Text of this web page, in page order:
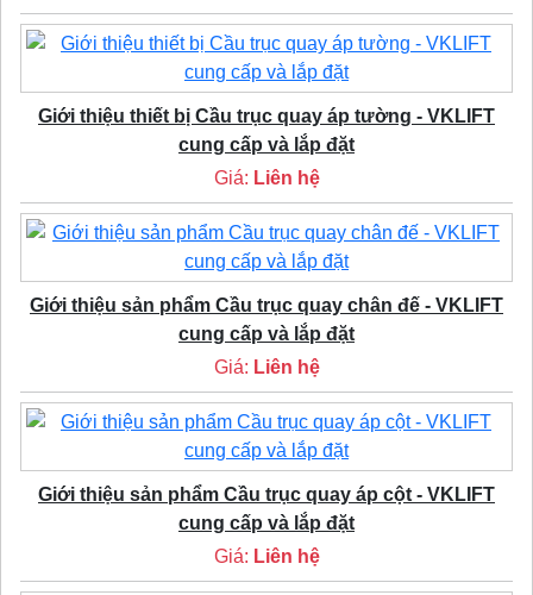
Giới thiệu thiết bị Cầu trục quay áp tường - VKLIFT
cung cấp và lắp đặt
Giá: Liên hệ
Giới thiệu sản phẩm Cầu trục quay chân đế - VKLIFT
cung cấp và lắp đặt
Giá: Liên hệ
Giới thiệu sản phẩm Cầu trục quay áp cột - VKLIFT
cung cấp và lắp đặt
Giá: Liên hệ